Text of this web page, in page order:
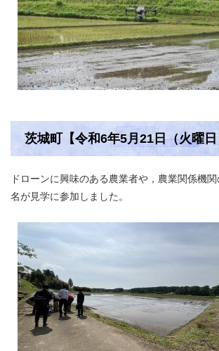
茨城町【令和6年5月21日（火曜
ドローンに興味のある農業者や，農業関係機
名が見学に参加しました。​